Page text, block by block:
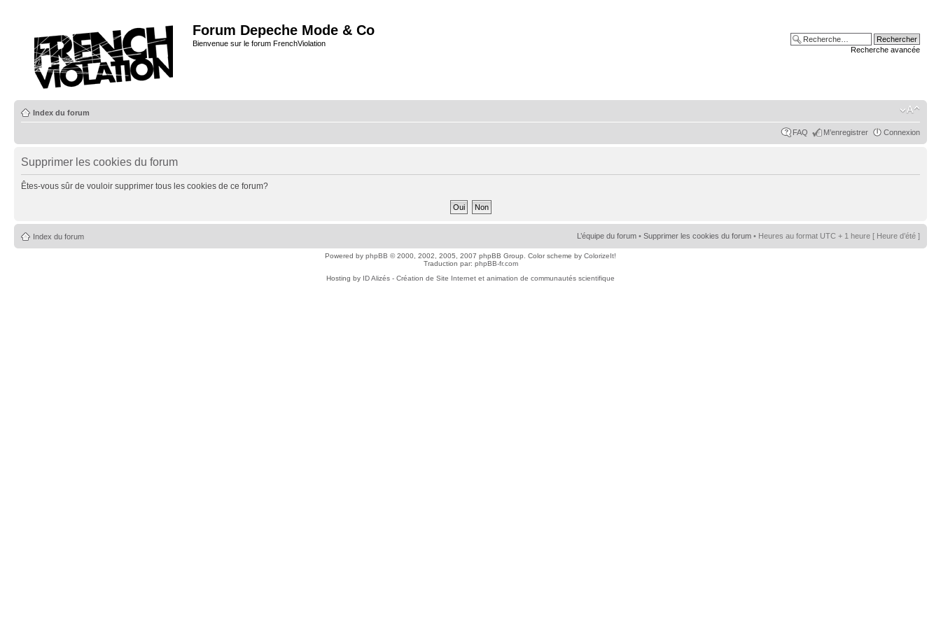
Forum Depeche Mode & Co
Bienvenue sur le forum FrenchViolation
Recherche avancée
Index du forum
FAQ M’enregistrer Connexion
Supprimer les cookies du forum
Êtes-vous sûr de vouloir supprimer tous les cookies de ce forum?
Index du forum L’équipe du forum • Supprimer les cookies du forum • Heures au format UTC + 1 heure [ Heure d’été ]
Powered by phpBB © 2000, 2002, 2005, 2007 phpBB Group. Color scheme by ColorizeIt!
Traduction par: phpBB-fr.com
Hosting by ID Alizés - Création de Site Internet et animation de communautés scientifique